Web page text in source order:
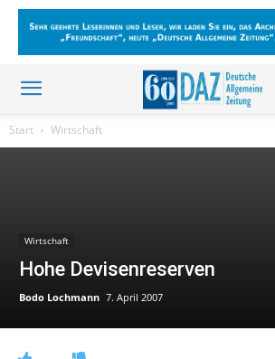
Start Wirtschaft
Wirtschaft
Hohe Devisenreserven
Bodo Lochmann 7. April 2007